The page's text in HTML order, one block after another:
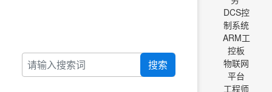
搜索
DCS控
制系统
ARM工
控板
物联网
平台
工程师